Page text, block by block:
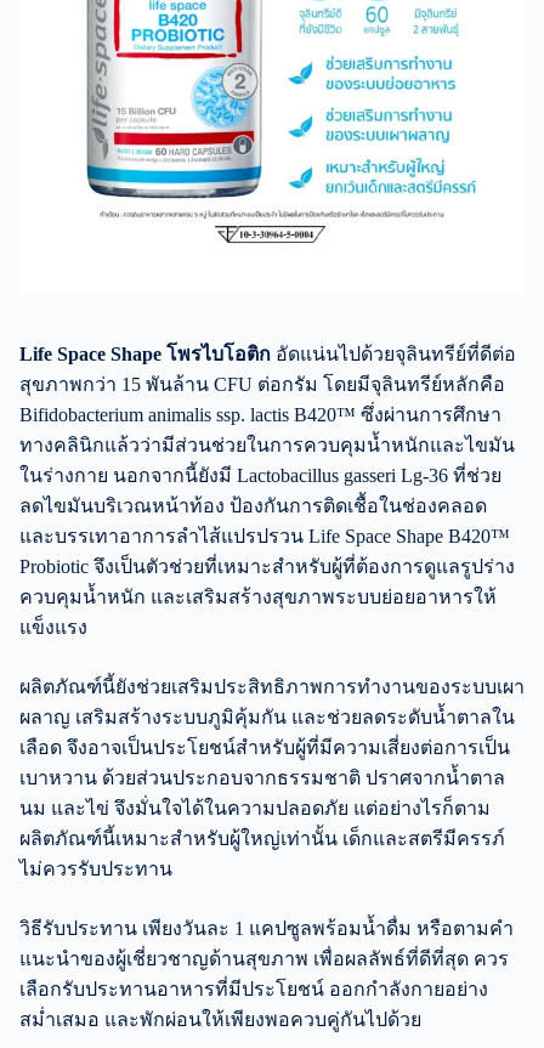
Life Space Shape โพรไบโอติก อัดแน่นไปด้วยจุลินทรีย์ที่ดีต่อ
สุขภาพกว่า 15 พันล้าน CFU ต่อกรัม โดยมีจุลินทรีย์หลักคือ
Bifidobacterium animalis ssp. lactis B420™ ซึ่งผ่านการศึกษา
ทางคลินิกแล้วว่ามีส่วนช่วยในการควบคุมน้ำหนักและไขมัน
ในร่างกาย นอกจากนี้ยังมี Lactobacillus gasseri Lg-36 ที่ช่วย
ลดไขมันบริเวณหน้าท้อง ป้องกันการติดเชื้อในช่องคลอด
และบรรเทาอาการลำไส้แปรปรวน Life Space Shape B420™
Probiotic จึงเป็นตัวช่วยที่เหมาะสำหรับผู้ที่ต้องการดูแลรูปร่าง
ควบคุมน้ำหนัก และเสริมสร้างสุขภาพระบบย่อยอาหารให้
แข็งแรง
ผลิตภัณฑ์นี้ยังช่วยเสริมประสิทธิภาพการทำงานของระบบเผา
ผลาญ เสริมสร้างระบบภูมิคุ้มกัน และช่วยลดระดับน้ำตาลใน
เลือด จึงอาจเป็นประโยชน์สำหรับผู้ที่มีความเสี่ยงต่อการเป็น
เบาหวาน ด้วยส่วนประกอบจากธรรมชาติ ปราศจากน้ำตาล
นม และไข่ จึงมั่นใจได้ในความปลอดภัย แต่อย่างไรก็ตาม
ผลิตภัณฑ์นี้เหมาะสำหรับผู้ใหญ่เท่านั้น เด็กและสตรีมีครรภ์
ไม่ควรรับประทาน
วิธีรับประทาน เพียงวันละ 1 แคปซูลพร้อมน้ำดื่ม หรือตามคำ
แนะนำของผู้เชี่ยวชาญด้านสุขภาพ เพื่อผลลัพธ์ที่ดีที่สุด ควร
เลือกรับประทานอาหารที่มีประโยชน์ ออกกำลังกายอย่าง
สม่ำเสมอ และพักผ่อนให้เพียงพอควบคู่กันไปด้วย